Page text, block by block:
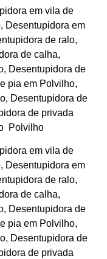
em vila de
Desentupidora em
de ralo,
de calha,
Desentupidora de
pia em Polvilho,
Desentupidora de
de privada
Polvilho
em vila de
Desentupidora em
de ralo,
de calha,
Desentupidora de
pia em Polvilho,
Desentupidora de
de privada